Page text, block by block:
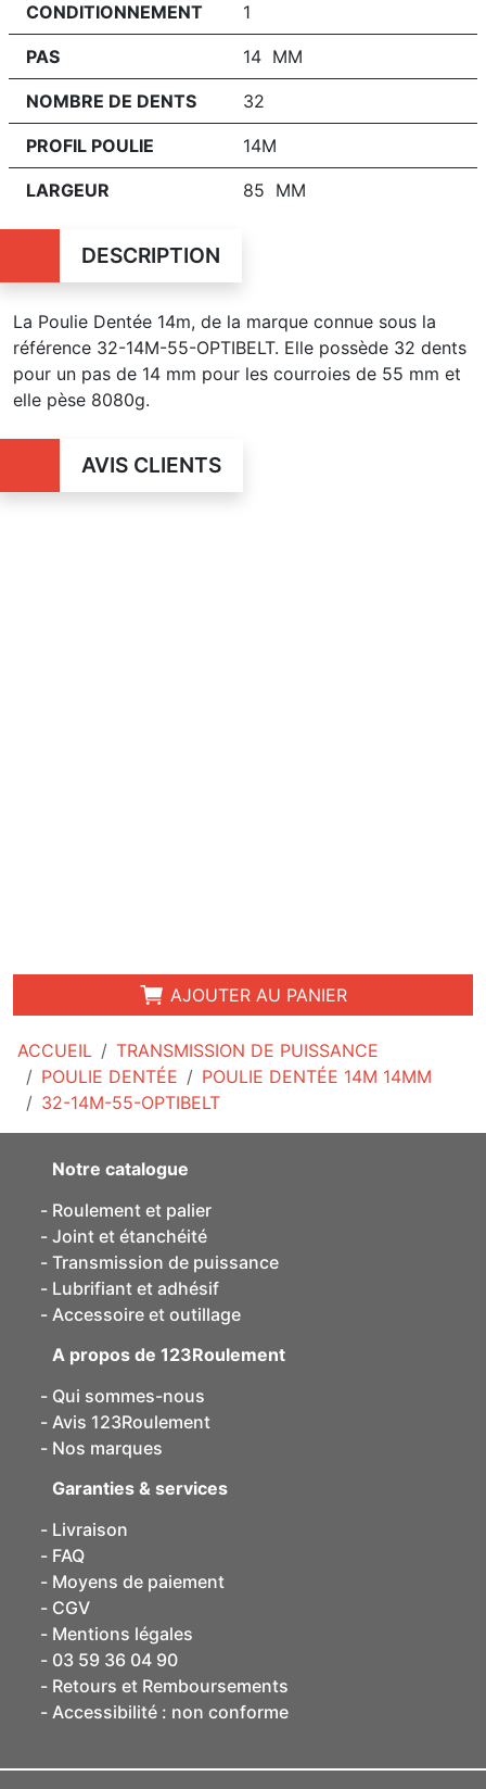
ACCUEIL
TRANSMISSION DE PUISSANCE
POULIE DENTÉE
POULIE DENTÉE 14M 14MM
32-14M-55-OPTIBELT
CONDITIONNEMENT 1
PAS 14 MM
NOMBRE DE DENTS 32
PROFIL POULIE 14M
LARGEUR 85 MM
DESCRIPTION
La Poulie Dentée 14m, de la marque connue sous la
référence 32-14M-55-OPTIBELT. Elle possède 32 dents
pour un pas de 14 mm pour les courroies de 55 mm et
elle pèse 8080g.
AVIS CLIENTS
AJOUTER AU PANIER
Notre catalogue
Roulement et palier
Joint et étanchéité
Transmission de puissance
Lubrifiant et adhésif
Accessoire et outillage
A propos de 123Roulement
Qui sommes-nous
Avis 123Roulement
Nos marques
Garanties & services
Livraison
FAQ
Moyens de paiement
CGV
Mentions légales
03 59 36 04 90
Retours et Remboursements
Accessibilité : non conforme